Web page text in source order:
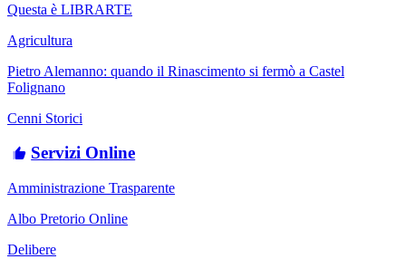
Questa è LIBRARTE
Agricultura
Pietro Alemanno: quando il Rinascimento si fermò a Castel
Folignano
Cenni Storici
Servizi Online
Amministrazione Trasparente
Albo Pretorio Online
Delibere